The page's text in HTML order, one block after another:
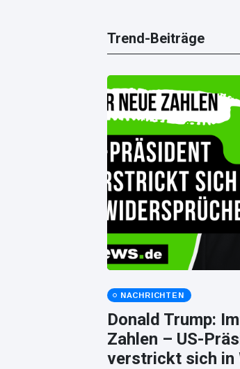
Trend-Beiträge
NACHRICHTEN
Donald Trump:
Zahlen – US-
verstrickt sich in